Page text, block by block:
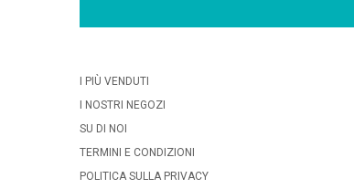
I PIÙ VENDUTI
I NOSTRI NEGOZI
SU DI NOI
TERMINI E CONDIZIONI
POLITICA SULLA PRIVACY